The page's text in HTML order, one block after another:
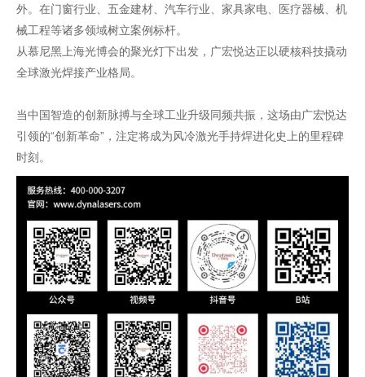
外。在门窗行业、五金建材、汽车行业、家具家电、医疗器械、机
械工程等诸多领域树立案例标杆。
从慕尼黑上海光博会的聚光灯下出发，广宏悦达正以硬核科技撬动
全球激光焊接产业格局。
当中国智造的创新脉搏与全球工业升级同频共振，这场由广宏悦达
引领的“创新革命”，注定将成为风冷激光手持焊进化史上的里程碑
时刻。